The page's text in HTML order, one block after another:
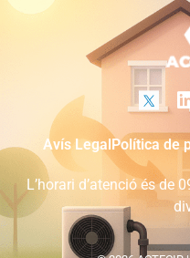
Avís LegalPolítica de
L’horari d’atenció és de